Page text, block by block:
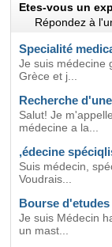
Etes-vous un
Répondez à
Specialité
Je suis médecine
Grèce et j...
Recherche
Salut! Je
médecine a la...
,édecine
Suis médecin,
Voudrais...
Bourse d'etudes
Je suis Médecin
un mast...